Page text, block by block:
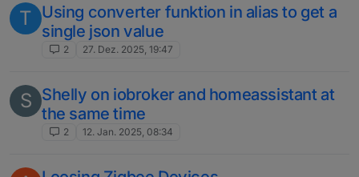
T Using converter funktion in alias to get a
single json value
2 27. Dez. 2025, 19:47
S Shelly on iobroker and homeassistant at
the same time
2 12. Jan. 2025, 08:34